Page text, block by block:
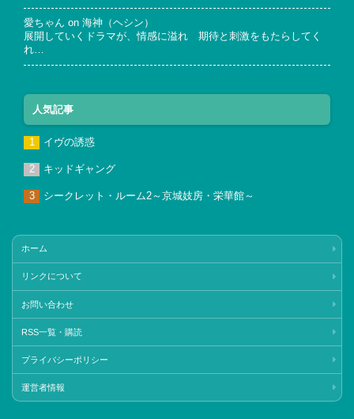
愛ちゃん on 海神（ヘシン）
展開していくドラマが、情感に溢れ 期待と刺激をもたらしてく
れ…
人気記事
イヴの誘惑
キッドギャング
シークレット・ルーム2～京城妓房・栄華館～
ホーム
リンクについて
お問い合わせ
RSS一覧・購読
プライバシーポリシー
運営者情報